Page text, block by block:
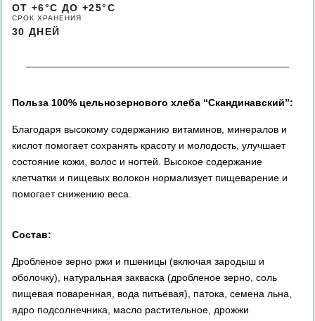
ОТ +6°С ДО +25°С
СРОК ХРАНЕНИЯ
30 ДНЕЙ
Польза 100% цельнозернового хлеба “Скандинавский”:
Благодаря высокому содержанию витаминов, минералов и
кислот помогает сохранять красоту и молодость, улучшает
состояние кожи, волос и ногтей. Высокое содержание
клетчатки и пищевых волокон нормализует пищеварение и
помогает снижению веса.
Состав:
Дробленое зерно ржи и пшеницы (включая зародыш и
оболочку), натуральная закваска (дробленое зерно, соль
пищевая поваренная, вода питьевая), патока, семена льна,
ядро подсолнечника, масло растительное, дрожжи